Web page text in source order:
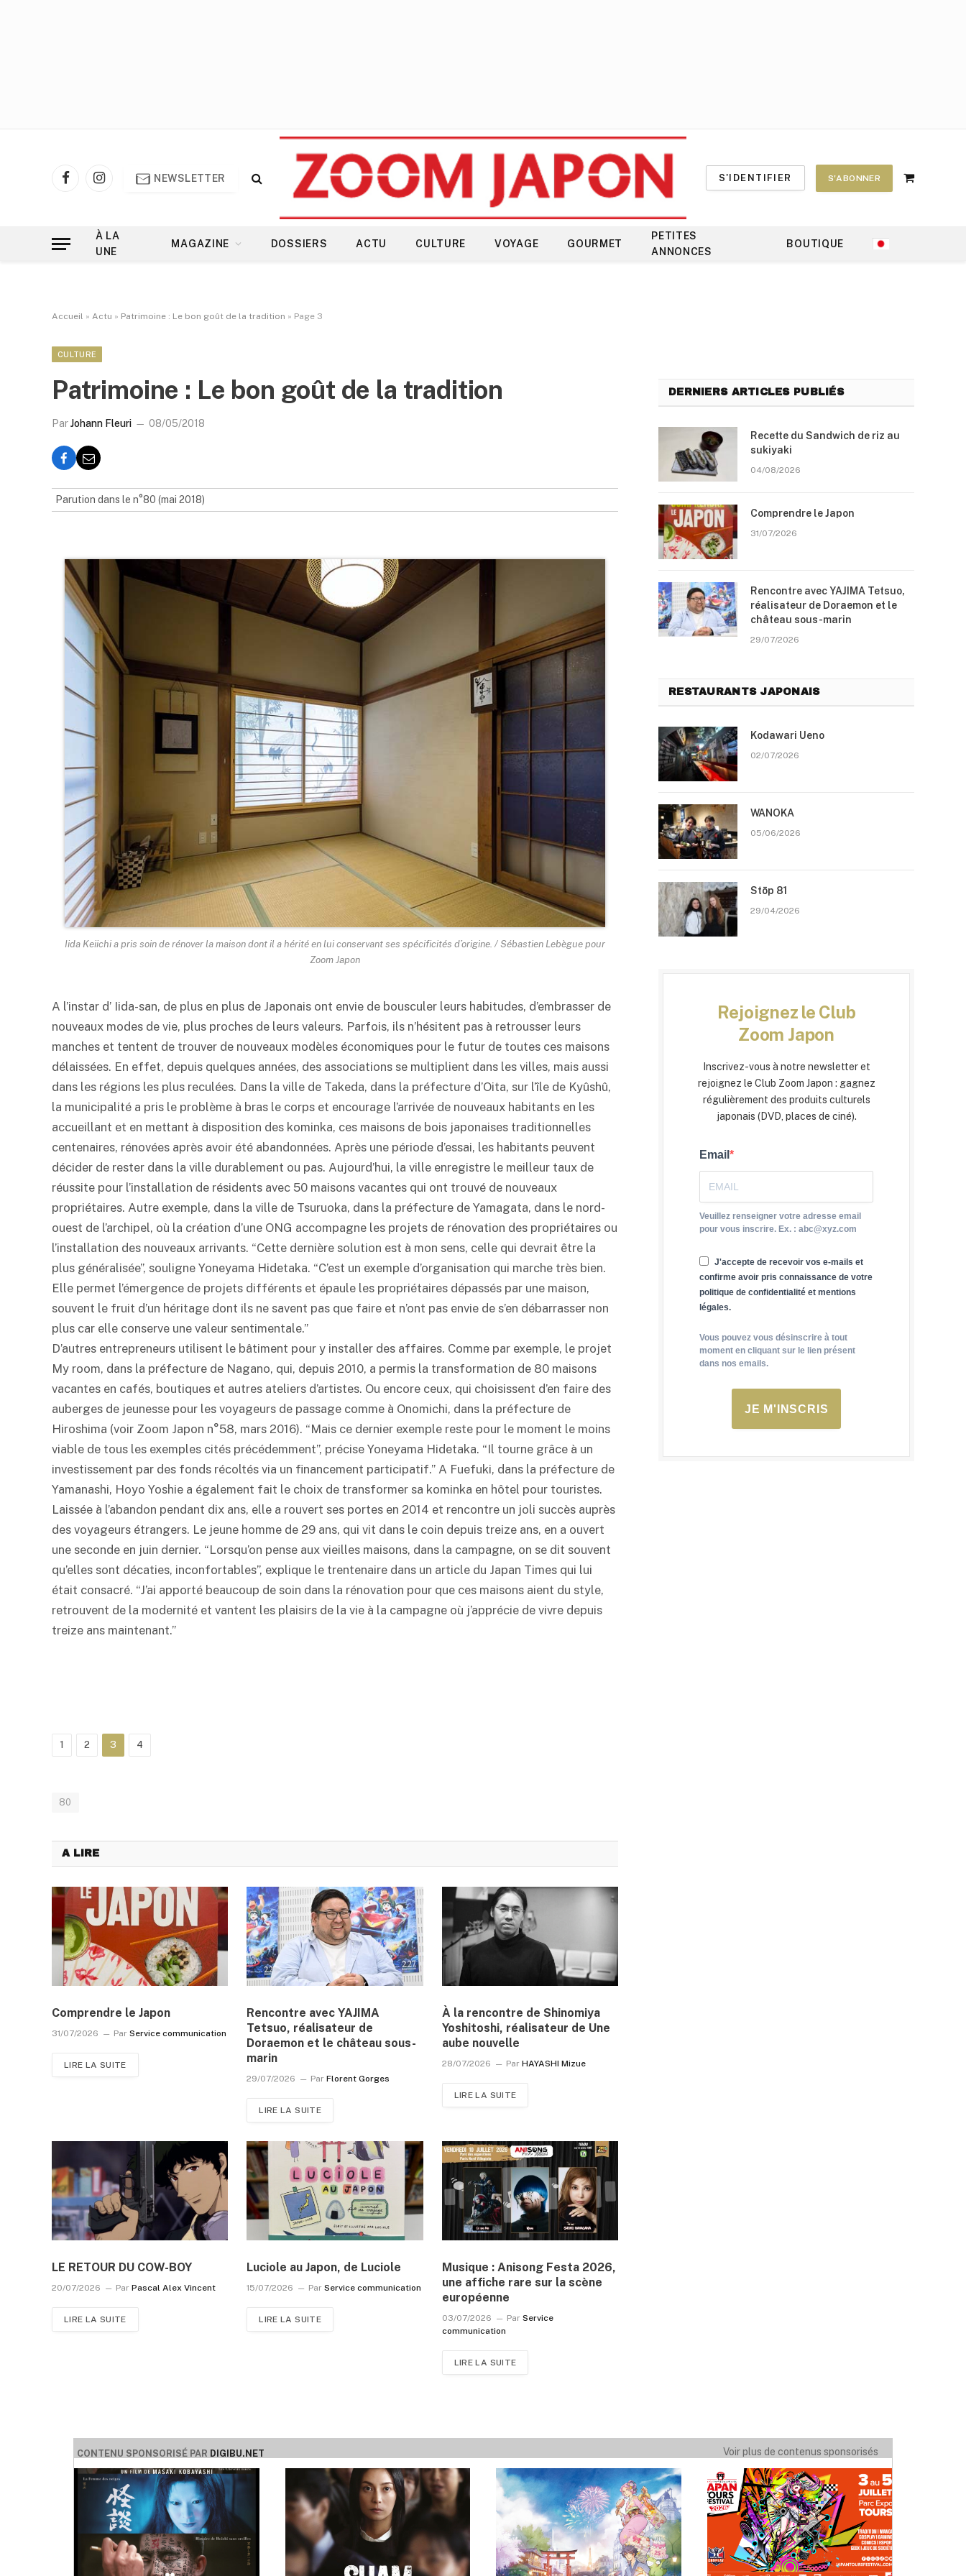
FacebookInstagram
NEWSLETTER S'IDENTIFIER S'ABONNER
Shopping
À LA
UNE
MAGAZINE DOSSIERS ACTU CULTURE VOYAGE GOURMET
PETITES
ANNONCES
BOUTIQUE
Accueil » Actu » Patrimoine : Le bon goût de la tradition » Page 3
CULTURE
Patrimoine : Le bon goût de la tradition
ParJohann Fleuri 08/05/2018
Parution dans le n°80 (mai 2018)
Iida Keiichi a pris soin de rénover la maison dont il a hérité en lui conservant ses spécificités d’origine. / Sébastien Lebègue pour
Zoom Japon
A l’instar d’ Iida-san, de plus en plus de Japonais ont envie de bousculer leurs habitudes, d’embrasser de
nouveaux modes de vie, plus proches de leurs valeurs. Parfois, ils n’hésitent pas à retrousser leurs
manches et tentent de trouver de nouveaux modèles économiques pour le futur de toutes ces maisons
délaissées. En effet, depuis quelques années, des associations se multiplient dans les villes, mais aussi
dans les régions les plus reculées. Dans la ville de Takeda, dans la préfecture d’Oita, sur l’île de Kyûshû,
la municipalité a pris le problème à bras le corps et encourage l’arrivée de nouveaux habitants en les
accueillant et en mettant à disposition des kominka, ces maisons de bois japonaises traditionnelles
centenaires, rénovées après avoir été abandonnées. Après une période d’essai, les habitants peuvent
décider de rester dans la ville durablement ou pas. Aujourd’hui, la ville enregistre le meilleur taux de
réussite pour l’installation de résidents avec 50 maisons vacantes qui ont trouvé de nouveaux
propriétaires. Autre exemple, dans la ville de Tsuruoka, dans la préfecture de Yamagata, dans le nord-
ouest de l’archipel, où la création d’une ONG accompagne les projets de rénovation des propriétaires ou
l’installation des nouveaux arrivants. “Cette dernière solution est à mon sens, celle qui devrait être la
plus généralisée”, souligne Yoneyama Hidetaka. “C’est un exemple d’organisation qui marche très bien.
Elle permet l’émergence de projets différents et épaule les propriétaires dépassés par une maison,
souvent le fruit d’un héritage dont ils ne savent pas que faire et n’ont pas envie de s’en débarrasser non
plus car elle conserve une valeur sentimentale.”
D’autres entrepreneurs utilisent le bâtiment pour y installer des affaires. Comme par exemple, le projet
My room, dans la préfecture de Nagano, qui, depuis 2010, a permis la transformation de 80 maisons
vacantes en cafés, boutiques et autres ateliers d’artistes. Ou encore ceux, qui choisissent d’en faire des
auberges de jeunesse pour les voyageurs de passage comme à Onomichi, dans la préfecture de
Hiroshima (voir Zoom Japon n°58, mars 2016). “Mais ce dernier exemple reste pour le moment le moins
viable de tous les exemples cités précédemment”, précise Yoneyama Hidetaka. “Il tourne grâce à un
investissement par des fonds récoltés via un financement participatif.” A Fuefuki, dans la préfecture de
Yamanashi, Hoyo Yoshie a également fait le choix de transformer sa kominka en hôtel pour touristes.
Laissée à l’abandon pendant dix ans, elle a rouvert ses portes en 2014 et rencontre un joli succès auprès
des voyageurs étrangers. Le jeune homme de 29 ans, qui vit dans le coin depuis treize ans, en a ouvert
une seconde en juin dernier. “Lorsqu’on pense aux vieilles maisons, dans la campagne, on se dit souvent
qu’elles sont décaties, inconfortables”, explique le trentenaire dans un article du Japan Times qui lui
était consacré. “J’ai apporté beaucoup de soin dans la rénovation pour que ces maisons aient du style,
retrouvent de la modernité et vantent les plaisirs de la vie à la campagne où j’apprécie de vivre depuis
treize ans maintenant.”
1 2 3 4
80
A LIRE
Comprendre le Japon
31/07/2026 Par Service communication
LIRE LA SUITE
Rencontre avec YAJIMA
Tetsuo, réalisateur de
Doraemon et le château sous-
marin
29/07/2026 Par Florent Gorges
LIRE LA SUITE
À la rencontre de Shinomiya
Yoshitoshi, réalisateur de Une
aube nouvelle
28/07/2026 Par HAYASHI Mizue
LIRE LA SUITE
LE RETOUR DU COW-BOY
20/07/2026 Par Pascal Alex Vincent
LIRE LA SUITE
Luciole au Japon, de Luciole
15/07/2026 Par Service communication
LIRE LA SUITE
Musique : Anisong Festa 2026,
une affiche rare sur la scène
européenne
03/07/2026 Par Service
communication
LIRE LA SUITE
DERNIERS ARTICLES PUBLIÉS
Recette du Sandwich de riz au
sukiyaki
04/08/2026
Comprendre le Japon
31/07/2026
Rencontre avec YAJIMA Tetsuo,
réalisateur de Doraemon et le
château sous-marin
29/07/2026
RESTAURANTS JAPONAIS
Kodawari Ueno
02/07/2026
WANOKA
05/06/2026
Stōp 81
29/04/2026
Rejoignez le Club
Zoom Japon
Inscrivez-vous à notre newsletter et
rejoignez le Club Zoom Japon : gagnez
régulièrement des produits culturels
japonais (DVD, places de ciné).
Email
Veuillez renseigner votre adresse email
pour vous inscrire. Ex. : abc@xyz.com
J'accepte de recevoir vos e-mails et
confirme avoir pris connaissance de votre
politique de confidentialité et mentions
légales.
Vous pouvez vous désinscrire à tout
moment en cliquant sur le lien présent
dans nos emails.
JE M'INSCRIS
CONTENU SPONSORISÉ PAR DIGIBU.NET Voir plus de contenus sponsorisés